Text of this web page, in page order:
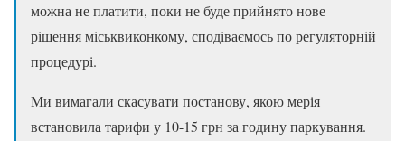
можна не платити, поки не буде прийнято нове
рішення міськвиконкому, сподіваємось по регуляторній
процедурі.
Ми вимагали скасувати постанову, якою мерія
встановила тарифи у 10-15 грн за годину паркування.